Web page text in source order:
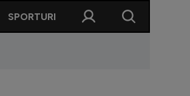
SPORTURI